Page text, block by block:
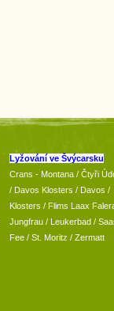
Lyžování ve Švýcarsku
Crans - Montana / Čtyři
/ Davos Klosters / Davos /
Klosters / Flims Laax
Jungfrau / Leukerbad /
Fee / St. Moritz / Zermatt